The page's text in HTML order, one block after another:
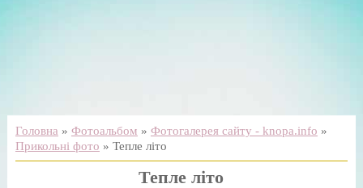
Головна » Фотоальбом » Фотогалерея сайту - knopa.info »
Прикольні фото » Тепле літо
Тепле літо